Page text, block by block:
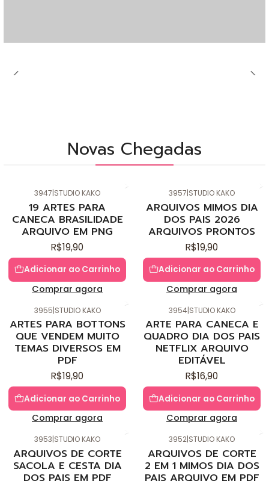
Novas Chegadas
3947|STUDIO KAKO
19 ARTES PARA
CANECA BRASILIDADE
ARQUIVO EM PNG
R$19,90
Adicionar ao Carrinho
Comprar agora
3957|STUDIO KAKO
ARQUIVOS MIMOS DIA
DOS PAIS 2026
ARQUIVOS PRONTOS
R$19,90
Adicionar ao Carrinho
Comprar agora
3955|STUDIO KAKO
ARTES PARA BOTTONS
QUE VENDEM MUITO
TEMAS DIVERSOS EM
PDF
R$19,90
Adicionar ao Carrinho
Comprar agora
3954|STUDIO KAKO
ARTE PARA CANECA E
QUADRO DIA DOS PAIS
NETFLIX ARQUIVO
EDITÁVEL
R$16,90
Adicionar ao Carrinho
Comprar agora
3953|STUDIO KAKO
ARQUIVOS DE CORTE
SACOLA E CESTA DIA
DOS PAIS EM PDF
3952|STUDIO KAKO
ARQUIVOS DE CORTE
2 EM 1 MIMOS DIA DOS
PAIS ARQUIVO EM PDF